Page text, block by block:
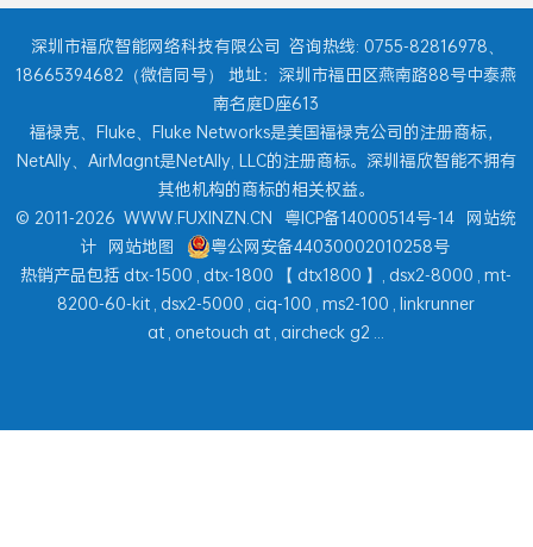
深圳市福欣智能网络科技有限公司 咨询热线: 0755-82816978、
18665394682（微信同号） 地址：深圳市福田区燕南路88号中泰燕
南名庭D座613
福禄克、Fluke、Fluke Networks是美国福禄克公司的注册商标，
NetAlly、AirMagnt是NetAlly, LLC的注册商标。深圳福欣智能不拥有
其他机构的商标的相关权益。
© 2011-2026 WWW.FUXINZN.CN 粤ICP备14000514号-14 网站统
计 网站地图
粤公网安备44030002010258号
热销产品包括 dtx-1500 , dtx-1800 【 dtx1800 】, dsx2-8000 , mt-
8200-60-kit , dsx2-5000 , ciq-100 , ms2-100 , linkrunner
at , onetouch at , aircheck g2 ...